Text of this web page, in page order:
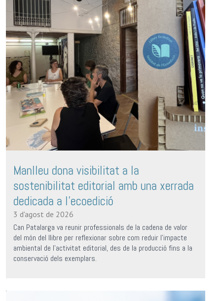
Manlleu dona visibilitat a la
sostenibilitat editorial amb una xerrada
dedicada a l'ecoedició
3 d'agost de 2026
Can Patalarga va reunir professionals de la cadena de valor
del món del llibre per reflexionar sobre com reduir l'impacte
ambiental de l'activitat editorial, des de la producció fins a la
conservació dels exemplars.